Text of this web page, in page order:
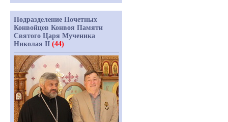
Подразделение Почетных
Конвойцев Конвоя Памяти
Святого Царя Мученика
Николая II (44)